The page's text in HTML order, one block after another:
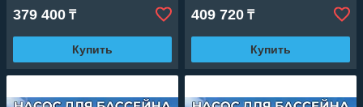
379 400 ₸
Купить
409 720 ₸
Купить